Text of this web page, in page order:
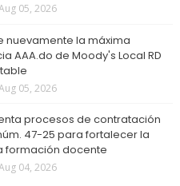
05, 2026
nuevamente la máxima
AAA.do de Moody's Local RD
05, 2026
procesos de contratación
47-25 para fortalecer la
formación docente
04, 2026